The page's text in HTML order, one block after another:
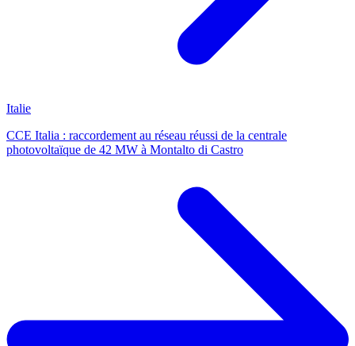
Italie
CCE Italia : raccordement au réseau réussi de la centrale
photovoltaïque de 42 MW à Montalto di Castro